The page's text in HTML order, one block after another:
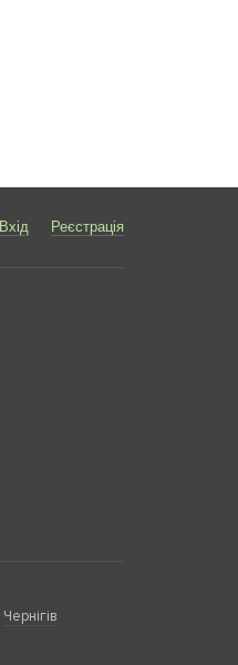
Вхід Реєстрація
Чернігів